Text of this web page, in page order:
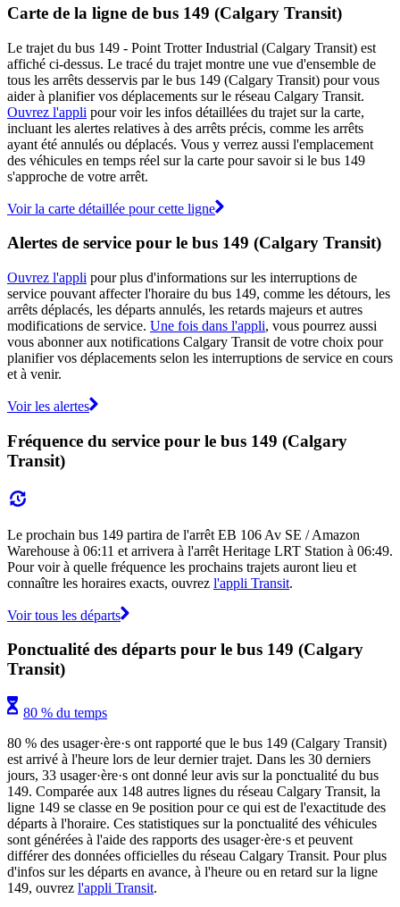
Carte de la ligne de bus 149 (Calgary Transit)
Le trajet du bus 149 - Point Trotter Industrial (Calgary Transit) est
affiché ci-dessus. Le tracé du trajet montre une vue d'ensemble de
tous les arrêts desservis par le bus 149 (Calgary Transit) pour vous
aider à planifier vos déplacements sur le réseau Calgary Transit.
Ouvrez l'appli pour voir les infos détaillées du trajet sur la carte,
incluant les alertes relatives à des arrêts précis, comme les arrêts
ayant été annulés ou déplacés. Vous y verrez aussi l'emplacement
des véhicules en temps réel sur la carte pour savoir si le bus 149
s'approche de votre arrêt.
Voir la carte détaillée pour cette ligne
Alertes de service pour le bus 149 (Calgary Transit)
Ouvrez l'appli pour plus d'informations sur les interruptions de
service pouvant affecter l'horaire du bus 149, comme les détours, les
arrêts déplacés, les départs annulés, les retards majeurs et autres
modifications de service. Une fois dans l'appli, vous pourrez aussi
vous abonner aux notifications Calgary Transit de votre choix pour
planifier vos déplacements selon les interruptions de service en cours
et à venir.
Voir les alertes
Fréquence du service pour le bus 149 (Calgary
Transit)
Le prochain bus 149 partira de l'arrêt EB 106 Av SE / Amazon
Warehouse à 06:11 et arrivera à l'arrêt Heritage LRT Station à 06:49.
Pour voir à quelle fréquence les prochains trajets auront lieu et
connaître les horaires exacts, ouvrez l'appli Transit.
Voir tous les départs
Ponctualité des départs pour le bus 149 (Calgary
Transit)
80 % du temps
80 % des usager·ère·s ont rapporté que le bus 149 (Calgary Transit)
est arrivé à l'heure lors de leur dernier trajet. Dans les 30 derniers
jours, 33 usager·ère·s ont donné leur avis sur la ponctualité du bus
149. Comparée aux 148 autres lignes du réseau Calgary Transit, la
ligne 149 se classe en 9e position pour ce qui est de l'exactitude des
départs à l'horaire. Ces statistiques sur la ponctualité des véhicules
sont générées à l'aide des rapports des usager·ère·s et peuvent
différer des données officielles du réseau Calgary Transit. Pour plus
d'infos sur les départs en avance, à l'heure ou en retard sur la ligne
149, ouvrez l'appli Transit.